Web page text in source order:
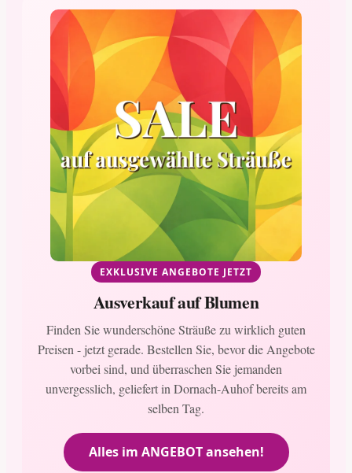
EXKLUSIVE ANGEBOTE JETZT
Ausverkauf auf Blumen
Finden Sie wunderschöne Sträuße zu wirklich guten
Preisen - jetzt gerade. Bestellen Sie, bevor die Angebote
vorbei sind, und überraschen Sie jemanden
unvergesslich, geliefert in Dornach-Auhof bereits am
selben Tag.
Alles im ANGEBOT ansehen!